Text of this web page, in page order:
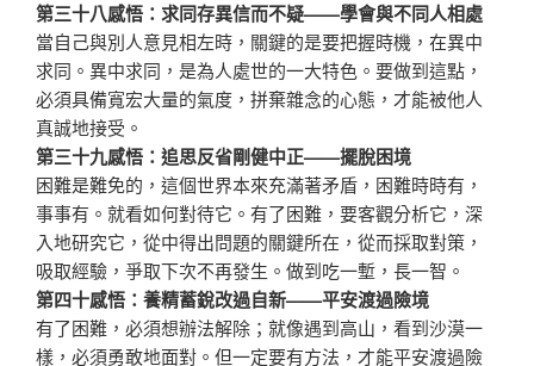
第三十八感悟：求同存異信而不疑——學會與不同人相處
當自己與別人意見相左時，關鍵的是要把握時機，在異中
求同。異中求同，是為人處世的一大特色。要做到這點，
必須具備寬宏大量的氣度，拼棄雜念的心態，才能被他人
真誠地接受。
第三十九感悟：追思反省剛健中正——擺脫困境
困難是難免的，這個世界本來充滿著矛盾，困難時時有，
事事有。就看如何對待它。有了困難，要客觀分析它，深
入地研究它，從中得出問題的關鍵所在，從而採取對策，
吸取經驗，爭取下次不再發生。做到吃一塹，長一智。
第四十感悟：養精蓄銳改過自新——平安渡過險境
有了困難，必須想辦法解除；就像遇到高山，看到沙漠一
樣，必須勇敢地面對。但一定要有方法，才能平安渡過險